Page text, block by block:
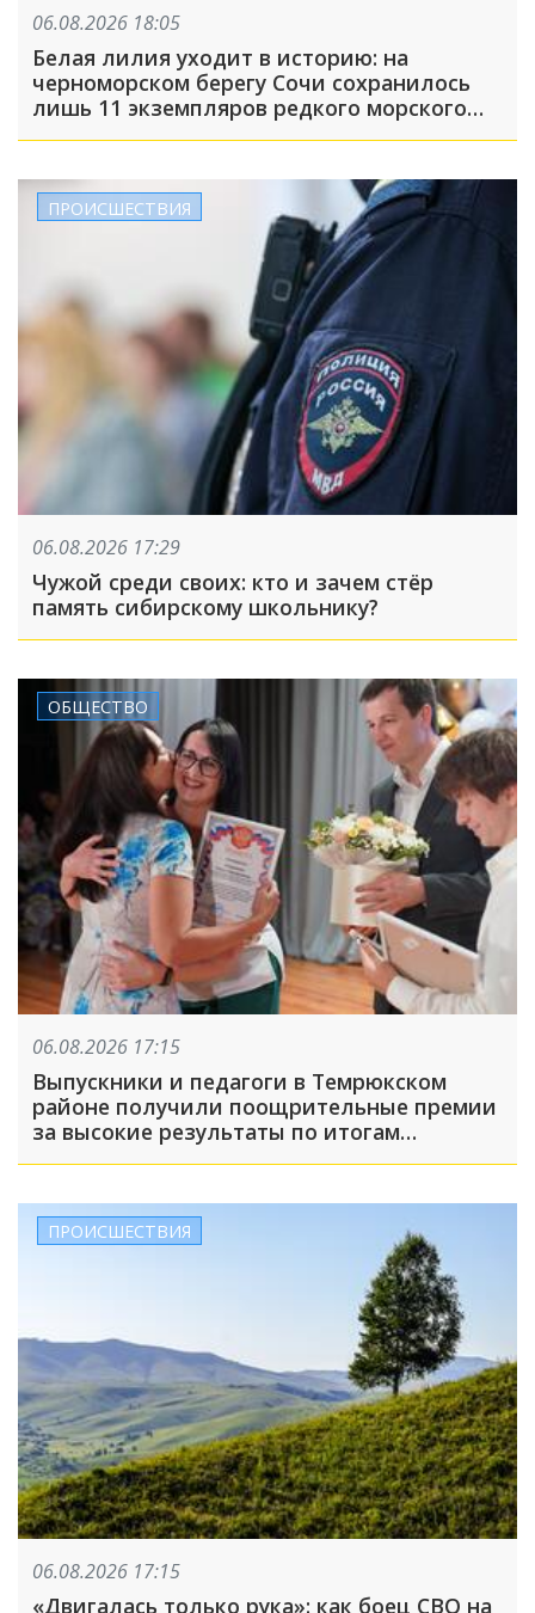
06.08.2026 18:05
Белая лилия уходит в историю: на
черноморском берегу Сочи сохранилось
лишь 11 экземпляров редкого морского
нарцисса
ПРОИСШЕСТВИЯ
06.08.2026 17:29
Чужой среди своих: кто и зачем стёр
память сибирскому школьнику?
ОБЩЕСТВО
06.08.2026 17:15
Выпускники и педагоги в Темрюкском
районе получили поощрительные премии
за высокие результаты по итогам
учебного года
ПРОИСШЕСТВИЯ
06.08.2026 17:15
«Двигалась только рука»: как боец СВО на